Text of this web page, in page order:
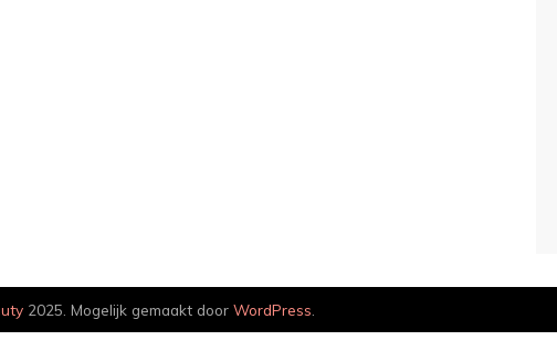
2025. Mogelijk gemaakt door WordPress